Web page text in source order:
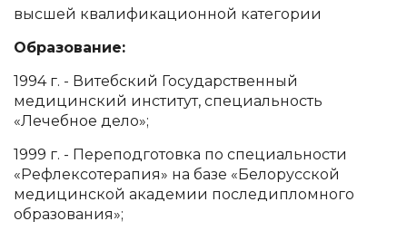
высшей квалификационной категории
Образование:
1994 г. - Витебский Государственный
медицинский институт, специальность
«Лечебное дело»;
1999 г. - Переподготовка по специальности
«Рефлексотерапия» на базе «Белорусской
медицинской академии последипломного
образования»;